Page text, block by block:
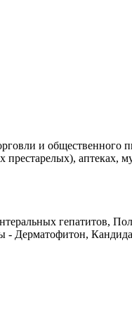
и общественного
аптеках,
гепатитов,
- Дерматофитон,